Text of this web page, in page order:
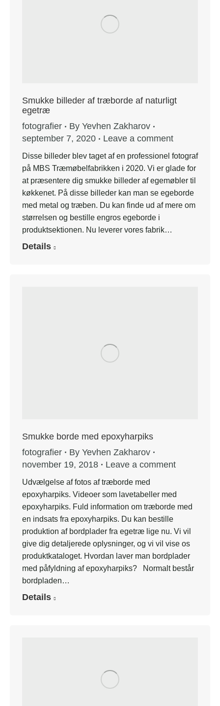
Smukke billeder af træborde af naturligt
egetræ
fotografier
By Yevhen Zakharov
september 7, 2020
Leave a comment
Disse billeder blev taget af en professionel fotograf
på MBS Træmøbelfabrikken i 2020. Vi er glade for
at præsentere dig smukke billeder af egemøbler til
køkkenet. På disse billeder kan man se egeborde
med metal og træben. Du kan finde ud af mere om
størrelsen og bestille engros egeborde i
produktsektionen. Nu leverer vores fabrik…
Details
Smukke borde med epoxyharpiks
fotografier
By Yevhen Zakharov
november 19, 2018
Leave a comment
Udvælgelse af fotos af træborde med
epoxyharpiks. Videoer som lavetabeller med
epoxyharpiks. Fuld information om træborde med
en indsats fra epoxyharpiks. Du kan bestille
produktion af bordplader fra egetræ lige nu. Vi vil
give dig detaljerede oplysninger, og vi vil vise os
produktkataloget. Hvordan laver man bordplader
med påfyldning af epoxyharpiks? Normalt består
bordpladen…
Details